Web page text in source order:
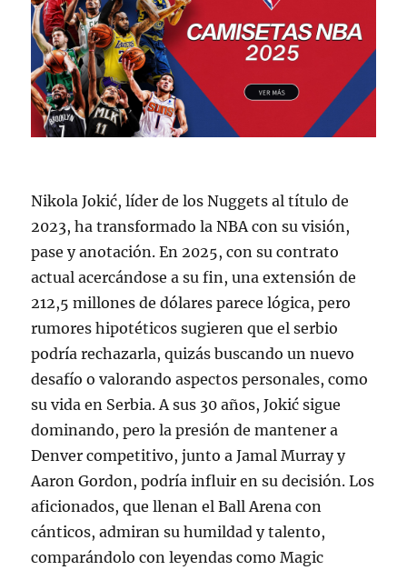
Nikola Jokić, líder de los Nuggets al título de
2023, ha transformado la NBA con su visión,
pase y anotación. En 2025, con su contrato
actual acercándose a su fin, una extensión de
212,5 millones de dólares parece lógica, pero
rumores hipotéticos sugieren que el serbio
podría rechazarla, quizás buscando un nuevo
desafío o valorando aspectos personales, como
su vida en Serbia. A sus 30 años, Jokić sigue
dominando, pero la presión de mantener a
Denver competitivo, junto a Jamal Murray y
Aaron Gordon, podría influir en su decisión. Los
aficionados, que llenan el Ball Arena con
cánticos, admiran su humildad y talento,
comparándolo con leyendas como Magic